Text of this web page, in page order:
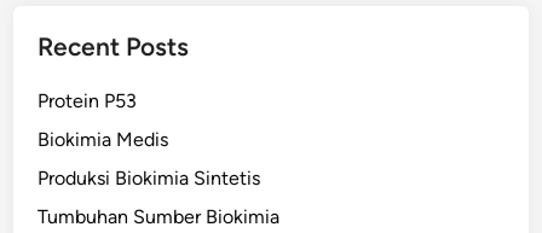
Recent Posts
Protein P53
Biokimia Medis
Produksi Biokimia Sintetis
Tumbuhan Sumber Biokimia